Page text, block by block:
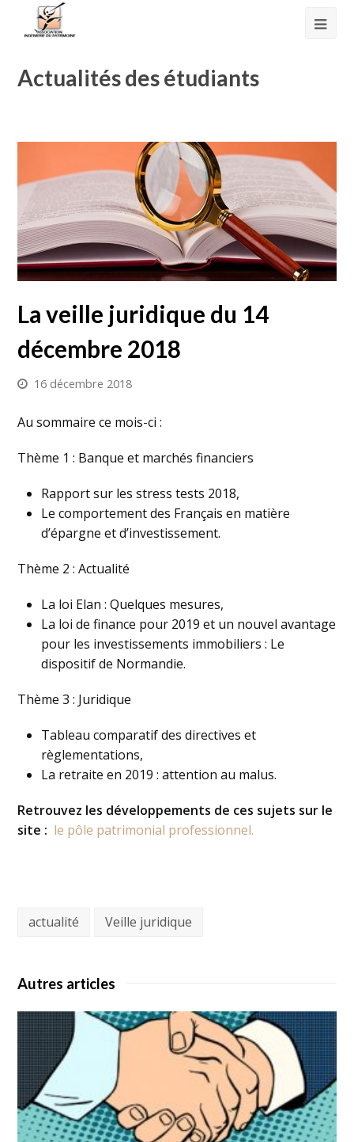
Actualités des étudiants
La veille juridique du 14
décembre 2018
16 décembre 2018
Au sommaire ce mois-ci :
Thème 1 : Banque et marchés financiers
Rapport sur les stress tests 2018,
Le comportement des Français en matière
d’épargne et d’investissement.
Thème 2 : Actualité
La loi Elan : Quelques mesures,
La loi de finance pour 2019 et un nouvel avantage
pour les investissements immobiliers : Le
dispositif de Normandie.
Thème 3 : Juridique
Tableau comparatif des directives et
règlementations,
La retraite en 2019 : attention au malus.
Retrouvez les développements de ces sujets sur le
site : le pôle patrimonial professionnel.
actualité Veille juridique
Autres articles